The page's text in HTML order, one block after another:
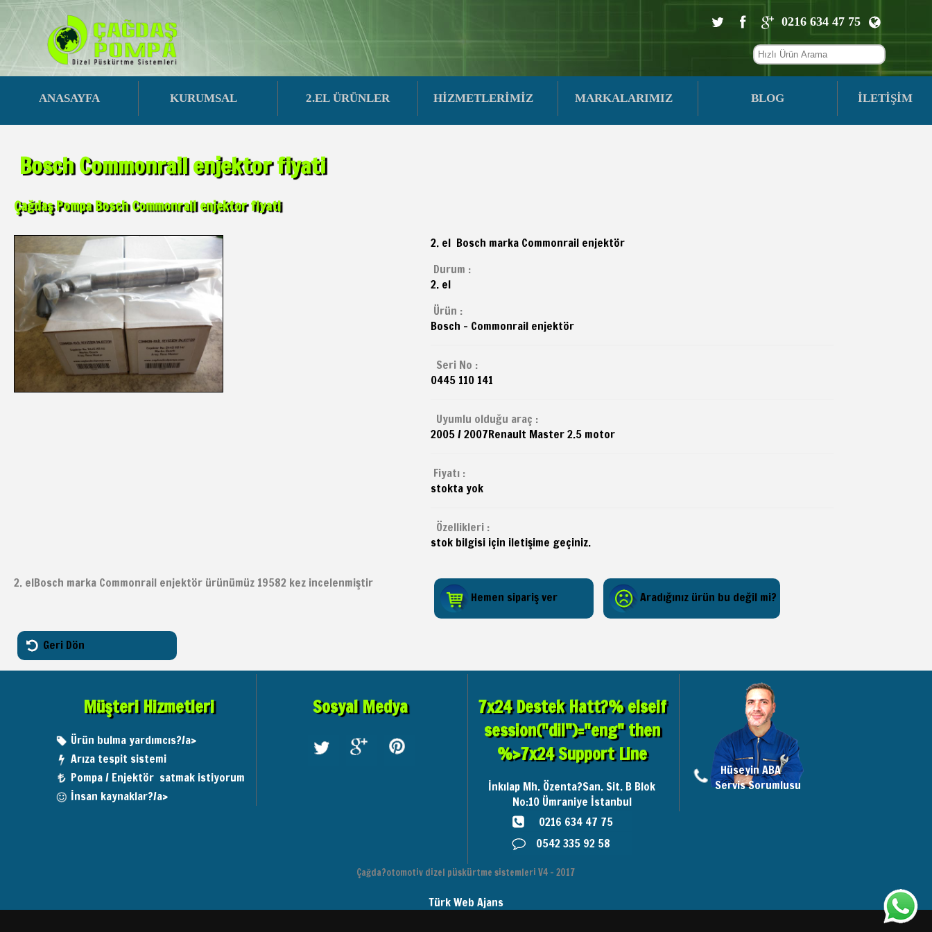
0216 634 47 75
ANASAYFA KURUMSAL 2.EL ÜRÜNLER HİZMETLERİMİZ MARKALARIMIZ BLOG İLETİŞİM
Bosch Commonrail enjektor fiyati
Çağdaş Pompa Bosch Commonrail enjektor fiyati
2. el Bosch marka Commonrail enjektör
Durum :
2. el
Ürün :
Bosch - Commonrail enjektör
Seri No :
0445 110 141
Uyumlu olduğu araç :
2005 / 2007Renault Master 2.5 motor
Fiyatı :
stokta yok
Özellikleri :
stok bilgisi için iletişime geçiniz.
2. elBosch marka Commonrail enjektör ürünümüz 19582 kez incelenmiştir
Geri Dön
Hemen sipariş ver Aradığınız ürün bu değil mi?
Müşteri Hizmetleri
Ürün bulma yardımcıs?/a>
Arıza tespit sistemi
Pompa / Enjektör satmak istiyorum
İnsan kaynaklar?/a>
Sosyal Medya
7x24 Destek Hatt?% elseif
session("dil")="eng" then
%>7x24 Support Line
İnkılap Mh. Özenta?San. Sit. B Blok
No:10 Ümraniye İstanbul
0216 634 47 75
0542 335 92 58
Hüseyin ABA
Servis Sorumlusu
Çağda?otomotiv dizel püskürtme sistemleri V4 - 2017
Türk Web Ajans